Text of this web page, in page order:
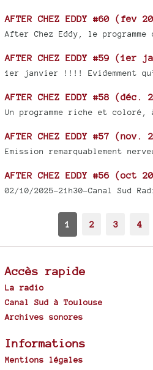
AFTER CHEZ EDDY #60 (fev
After Chez Eddy, le programme
AFTER CHEZ EDDY #59 (1er
1er janvier !!!! Evidemment
AFTER CHEZ EDDY #58 (déc.
Un programme riche et coloré,
AFTER CHEZ EDDY #57 (nov.
Emission remarquablement
AFTER CHEZ EDDY #56 (oct
02/10/2025-21h30-Canal Sud
1 2 3 4
Accès rapide
La radio
Canal Sud à Toulouse
Archives sonores
Informations
Mentions légales